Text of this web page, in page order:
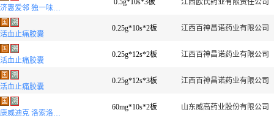
济惠爱邻 独一味软胶囊
0.5g*10s*3板 江西欧氏药业有限责任公司
国 溯
活血止痛胶囊
0.25g*10s*2板 江西百神昌诺药业有限公司
国 溯
活血止痛胶囊
0.25g*12s*2板 江西百神昌诺药业有限公司
国 溯
活血止痛胶囊
0.25g*12s*3板 江西百神昌诺药业有限公司
国 溯
康威迪克 洛索洛芬钠胶囊
60mg*10s*2板 山东威高药业股份有限公司